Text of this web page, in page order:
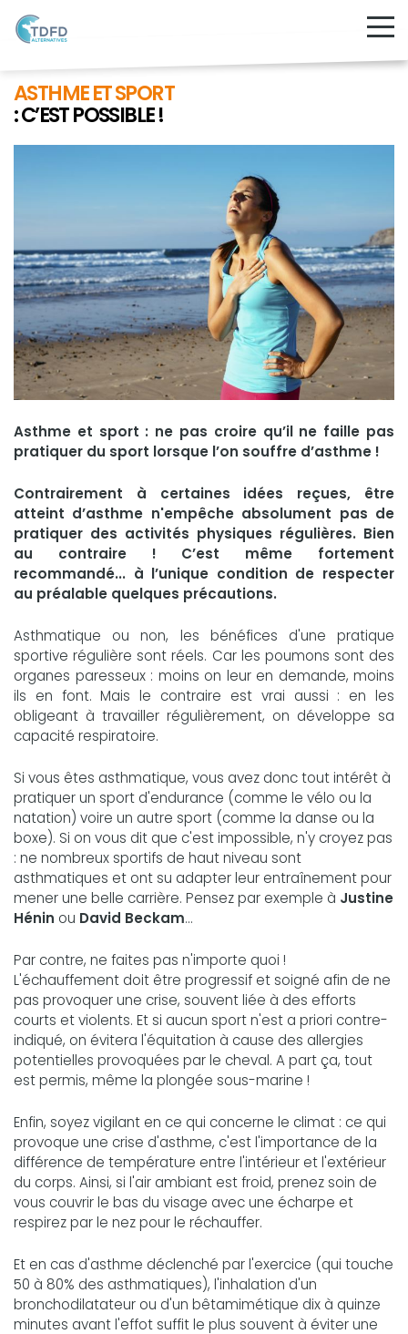
ASTHME ET SPORT
: C’EST POSSIBLE !
Asthme et sport : ne pas croire qu’il ne faille pas
pratiquer du sport lorsque l’on souffre d’asthme !
Contrairement à certaines idées reçues, être
atteint d’asthme n'empêche absolument pas de
pratiquer des activités physiques régulières. Bien
au contraire ! C’est même fortement
recommandé... à l’unique condition de respecter
au préalable quelques précautions.
Asthmatique ou non, les bénéfices d'une pratique
sportive régulière sont réels. Car les poumons sont des
organes paresseux : moins on leur en demande, moins
ils en font. Mais le contraire est vrai aussi : en les
obligeant à travailler régulièrement, on développe sa
capacité respiratoire.
Si vous êtes asthmatique, vous avez donc tout intérêt à
pratiquer un sport d'endurance (comme le vélo ou la
natation) voire un autre sport (comme la danse ou la
boxe). Si on vous dit que c'est impossible, n'y croyez pas
: ne nombreux sportifs de haut niveau sont
asthmatiques et ont su adapter leur entraînement pour
mener une belle carrière. Pensez par exemple à Justine
Hénin ou David Beckam...
Par contre, ne faites pas n'importe quoi !
L'échauffement doit être progressif et soigné afin de ne
pas provoquer une crise, souvent liée à des efforts
courts et violents. Et si aucun sport n'est a priori contre-
indiqué, on évitera l'équitation à cause des allergies
potentielles provoquées par le cheval. A part ça, tout
est permis, même la plongée sous-marine !
Enfin, soyez vigilant en ce qui concerne le climat : ce qui
provoque une crise d'asthme, c'est l'importance de la
différence de température entre l'intérieur et l'extérieur
du corps. Ainsi, si l'air ambiant est froid, prenez soin de
vous couvrir le bas du visage avec une écharpe et
respirez par le nez pour le réchauffer.
Et en cas d'asthme déclenché par l'exercice (qui touche
50 à 80% des asthmatiques), l'inhalation d'un
bronchodilatateur ou d'un bêtamimétique dix à quinze
minutes avant l'effot suffit le plus souvent à éviter une